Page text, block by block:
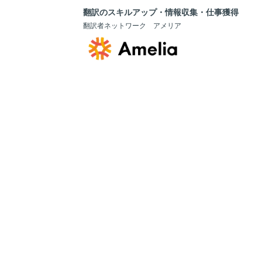
翻訳のスキルアップ・情報収集・仕事獲得
翻訳者ネットワーク アメリア